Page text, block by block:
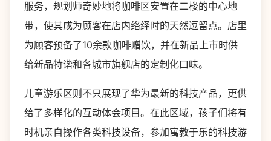
服务，规划师奇妙地将咖啡区安置在二楼的中心地
带，使其成为顾客在店内络绎时的天然逗留点。店里
为顾客预备了10余款咖啡赠饮，并在新品上市时供
给新品特谐和各城市旗舰店的定制化口味。
儿童游乐区则不只展现了华为最新的科技产品，更供
给了多样化的互动体会项目。在此区域，孩子们将有
时机亲自操作各类科技设备，参加寓教于乐的科技游